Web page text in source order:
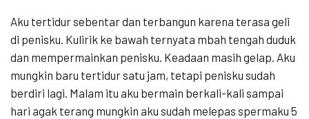
Aku tertidur sebentar dan terbangun karena terasa geli
di penisku. Kulirik ke bawah ternyata mbah tengah duduk
dan mempermainkan penisku. Keadaan masih gelap. Aku
mungkin baru tertidur satu jam, tetapi penisku sudah
berdiri lagi. Malam itu aku bermain berkali-kali sampai
hari agak terang mungkin aku sudah melepas spermaku 5